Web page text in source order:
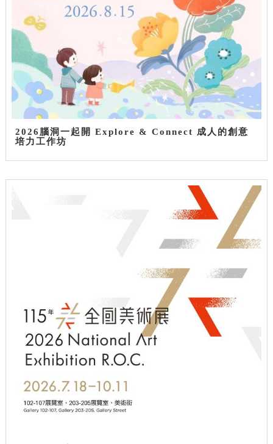
2026腦洞一起開 Explore & Connect 成人的創意
培力工作坊